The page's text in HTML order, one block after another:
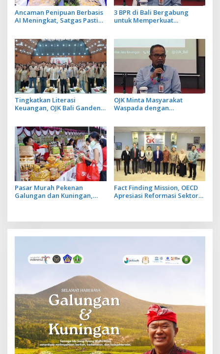
Ancaman Penipuan Berbasis
AI Meningkat, Satgas Pasti
Penipuan
3 BPR di Bali Bergabung
untuk Memperkuat
Tingkatkan Literasi
Keuangan, OJK Bali Gandeng
OJK Minta Masyarakat
Waspada dengan
SBKKN
Pasar Murah Pekenan
Galungan dan Kuningan,
Fact Finding Mission, OECD
Apresiasi Reformasi Sektor